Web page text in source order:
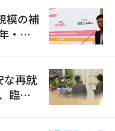
模の補
・安
な再就
臨時